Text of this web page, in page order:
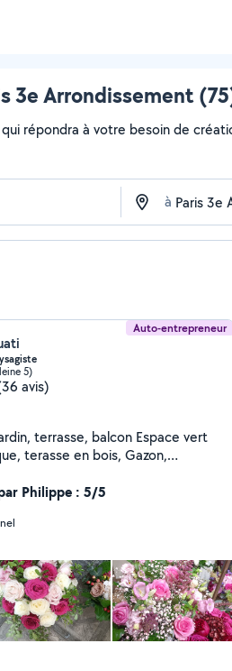
3e Arrondissement
répondra à votre besoin de
à
Auto-entrepreneur
5)
avis)
balcon Espace vert
terasse en bois, Gazon,
Philippe : 5/5